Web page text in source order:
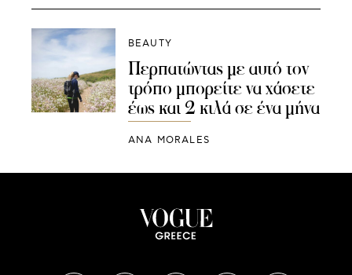
BEAUTY
Περπατώντας με αυτό τον
τρόπο μπορείτε να χάσετε
έως και 2 κιλά σε ένα μήνα
ANA MORALES